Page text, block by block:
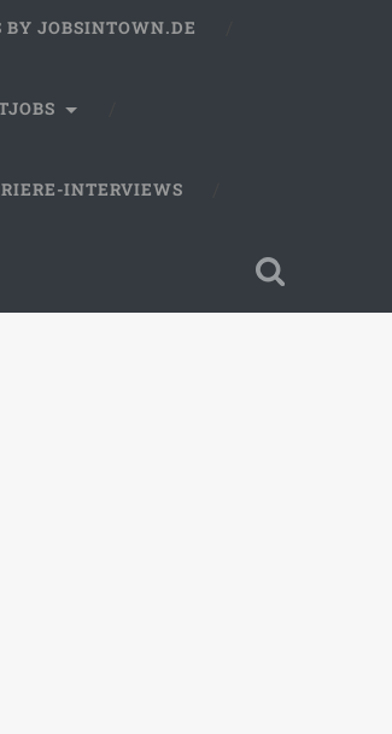
BY JOBSINTOWN.DE
INTERVIEWS